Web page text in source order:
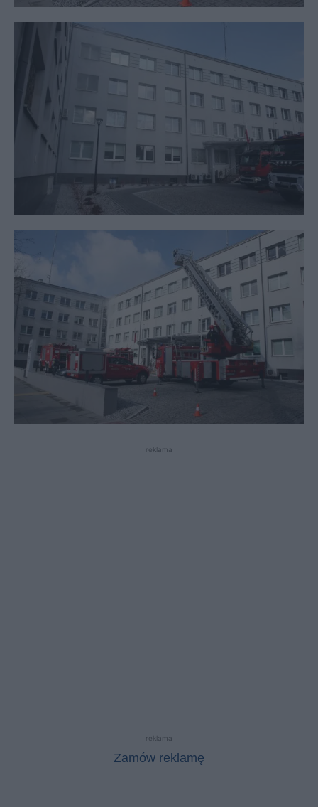
reklama
reklama
Zamów reklamę